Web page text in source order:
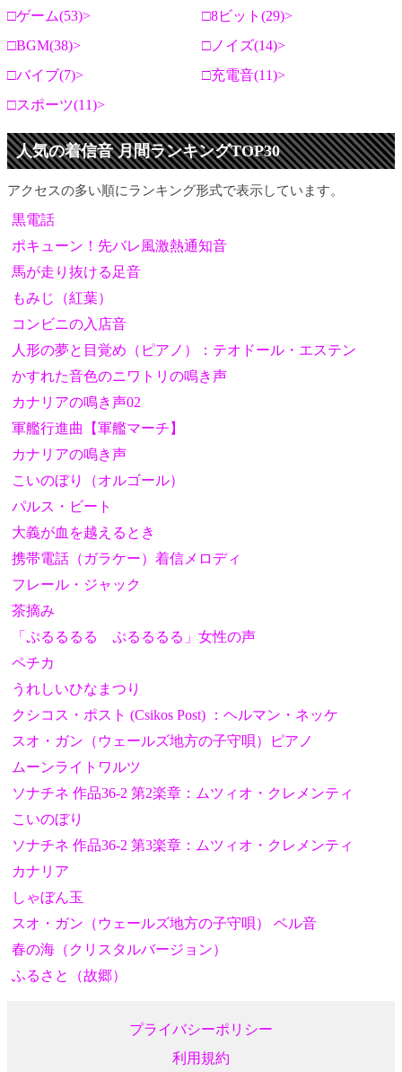
ゲーム(53)
8ビット(29)
BGM(38)
ノイズ(14)
バイブ(7)
充電音(11)
スポーツ(11)
人気の着信音 月間ランキングTOP30
アクセスの多い順にランキング形式で表示しています。
黒電話
ポキューン！先バレ風激熱通知音
馬が走り抜ける足音
もみじ（紅葉）
コンビニの入店音
人形の夢と目覚め（ピアノ）：テオドール・エステン
かすれた音色のニワトリの鳴き声
カナリアの鳴き声02
軍艦行進曲【軍艦マーチ】
カナリアの鳴き声
こいのぼり（オルゴール）
パルス・ビート
大義が血を越えるとき
携帯電話（ガラケー）着信メロディ
フレール・ジャック
茶摘み
「ぷるるるる ぷるるるる」女性の声
ペチカ
うれしいひなまつり
クシコス・ポスト (Csikos Post) ：ヘルマン・ネッケ
スオ・ガン（ウェールズ地方の子守唄）ピアノ
ムーンライトワルツ
ソナチネ 作品36-2 第2楽章：ムツィオ・クレメンティ
こいのぼり
ソナチネ 作品36-2 第3楽章：ムツィオ・クレメンティ
カナリア
しゃぼん玉
スオ・ガン（ウェールズ地方の子守唄） ベル音
春の海（クリスタルバージョン）
ふるさと（故郷）
プライバシーポリシー
利用規約